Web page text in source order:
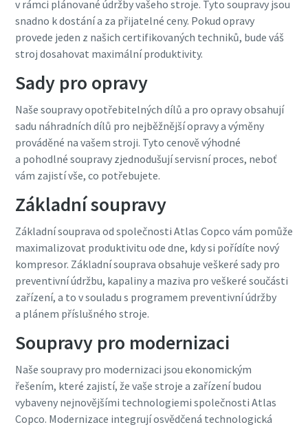
v rámci plánované údržby vašeho stroje. Tyto soupravy jsou
snadno k dostání a za přijatelné ceny. Pokud opravy
provede jeden z našich certifikovaných techniků, bude váš
stroj dosahovat maximální produktivity.
Sady pro opravy
Naše soupravy opotřebitelných dílů a pro opravy obsahují
sadu náhradních dílů pro nejběžnější opravy a výměny
prováděné na vašem stroji. Tyto cenově výhodné
a pohodlné soupravy zjednodušují servisní proces, neboť
vám zajistí vše, co potřebujete.
Základní soupravy
Základní souprava od společnosti Atlas Copco vám pomůže
maximalizovat produktivitu ode dne, kdy si pořídíte nový
kompresor. Základní souprava obsahuje veškeré sady pro
preventivní údržbu, kapaliny a maziva pro veškeré součásti
zařízení, a to v souladu s programem preventivní údržby
a plánem příslušného stroje.
Soupravy pro modernizaci
Naše soupravy pro modernizaci jsou ekonomickým
řešením, které zajistí, že vaše stroje a zařízení budou
vybaveny nejnovějšími technologiemi společnosti Atlas
Copco. Modernizace integrují osvědčená technologická